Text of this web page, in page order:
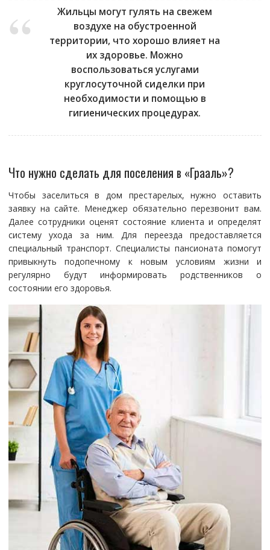
Жильцы могут гулять на свежем
воздухе на обустроенной
территории, что хорошо влияет на
их здоровье. Можно
воспользоваться услугами
круглосуточной сиделки при
необходимости и помощью в
гигиенических процедурах.
Что нужно сделать для поселения в «Грааль»?
Чтобы заселиться в дом престарелых, нужно оставить
заявку на сайте. Менеджер обязательно перезвонит вам.
Далее сотрудники оценят состояние клиента и определят
систему ухода за ним. Для переезда предоставляется
специальный транспорт. Специалисты пансионата помогут
привыкнуть подопечному к новым условиям жизни и
регулярно будут информировать родственников о
состоянии его здоровья.